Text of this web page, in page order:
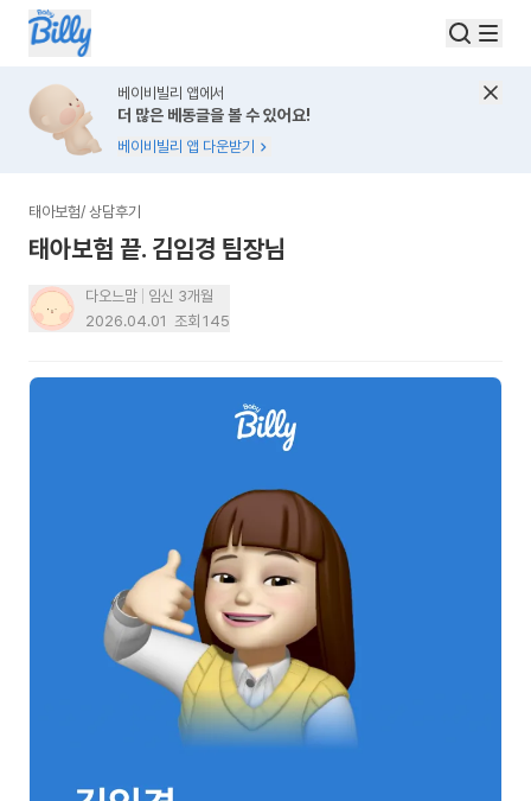
베이비빌리 앱에서
더 많은 베동글을 볼 수 있어요!
베이비빌리 앱 다운받기
태아보험/ 상담후기
태아보험 끝. 김임경 팀장님
다오느맘
임신 3개월
2026.04.01 조회 145